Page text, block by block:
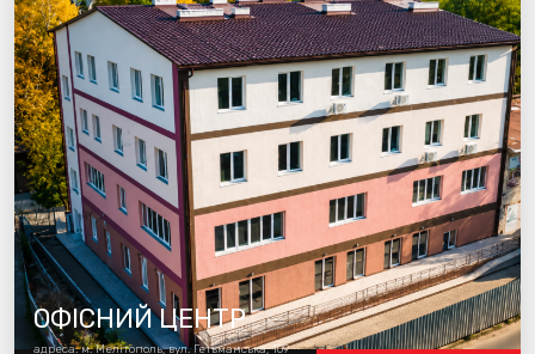
ОФІСНИЙ ЦЕНТР
адреса: м. Мелітополь, вул. Гетьманська, 109